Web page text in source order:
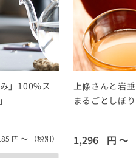
」100%ス
円 ～ （税別）
上條さんと岩
まるごとしぼ
1,296 円 ～